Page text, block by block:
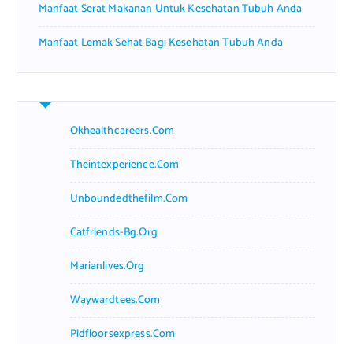
Manfaat Serat Makanan Untuk Kesehatan Tubuh Anda
Manfaat Lemak Sehat Bagi Kesehatan Tubuh Anda
Okhealthcareers.com
Theintexperience.com
Unboundedthefilm.com
Catfriends-Bg.org
Marianlives.org
Waywardtees.com
Pidfloorsexpress.com